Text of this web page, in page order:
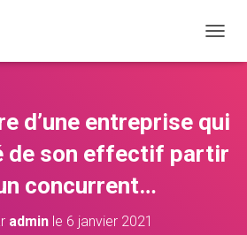
É
E
R
L
d’une entreprise qui
de son effectif partir
concurrent…
admin le 6 janvier 2021